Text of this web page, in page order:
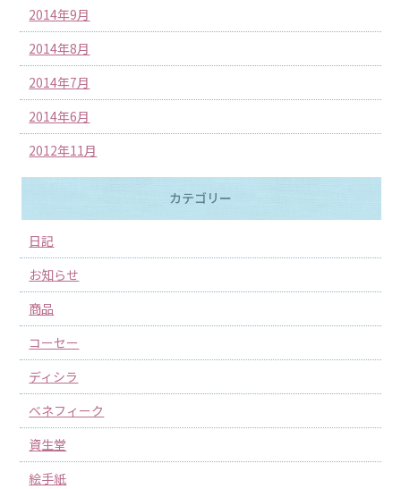
2014年9月
2014年8月
2014年7月
2014年6月
2012年11月
カテゴリー
日記
お知らせ
商品
コーセー
ディシラ
ベネフィーク
資生堂
絵手紙